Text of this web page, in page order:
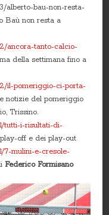
alberto-bau-non-resta-
Baù non resta a
ancora-tanto-calcio-
della settimana fino a
il-pomeriggio-ci-porta-
notizie del pomeriggio
Trissino.
tutti-i-risultati-di-
off e dei play-out
7-mulini-e-cresole-
Federico Formisano